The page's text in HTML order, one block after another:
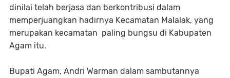
dinilai telah berjasa dan berkontribusi dalam
memperjuangkan hadirnya Kecamatan Malalak, yang
merupakan kecamatan paling bungsu di Kabupaten
Agam itu.
Bupati Agam, Andri Warman dalam sambutannya